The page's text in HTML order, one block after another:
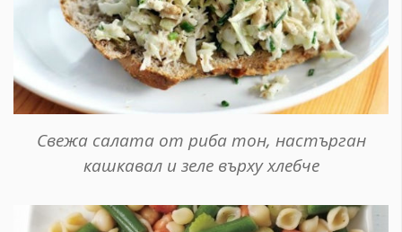
Свежа салата от риба тон, настърган
кашкавал и зеле върху хлебче